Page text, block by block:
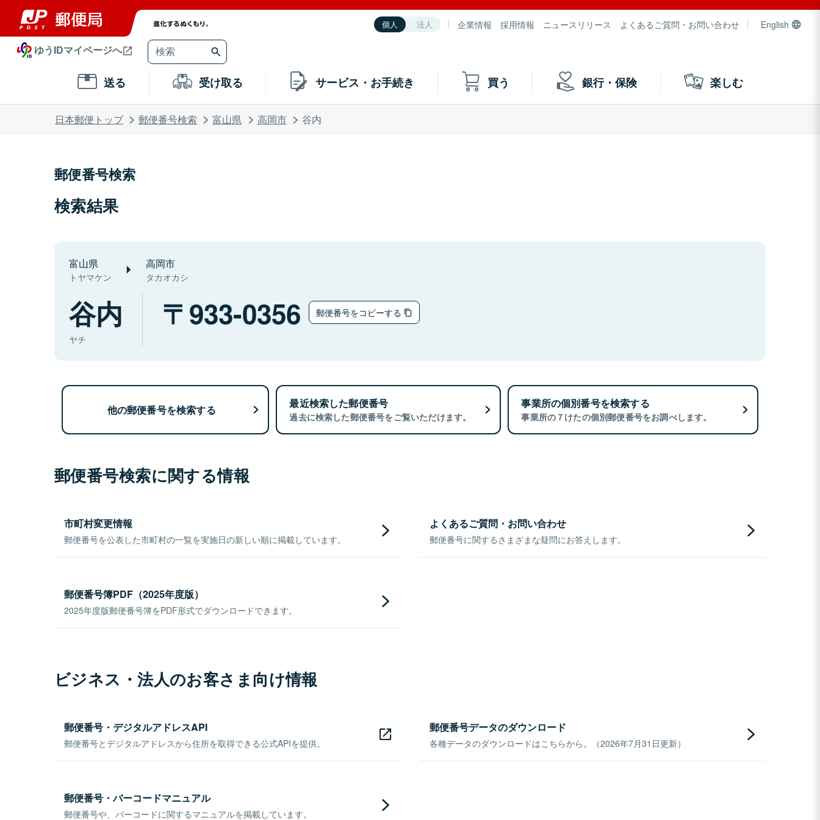
個人 法人 企業情報 採用情報 ニュースリリース よくあるご質問・お問い合わせ English
ゆうIDマイページへ
送る 受け取る サービス・お手続き 買う 銀行・保険 楽しむ
日本郵便トップ 郵便番号検索 富山県 高岡市 谷内
郵便番号検索
検索結果
富山県
トヤマケン
高岡市
タカオカシ
谷内
ヤチ
933-0356 郵便番号をコピーする
他の郵便番号を検索する 最近検索した郵便番号
過去に検索した郵便番号をご覧いただけます。
事業所の個別番号を検索する
事業所の７けたの個別郵便番号をお調べします。
郵便番号検索に関する情報
市町村変更情報
郵便番号を公表した市町村の一覧を実施日の新しい順に掲載しています。
よくあるご質問・お問い合わせ
郵便番号に関するさまざまな疑問にお答えします。
郵便番号簿PDF（2025年度版）
2025年度版郵便番号簿をPDF形式でダウンロードできます。
ビジネス・法人のお客さま向け情報
郵便番号・デジタルアドレスAPI
郵便番号とデジタルアドレスから住所を取得できる公式APIを提供。
郵便番号データのダウンロード
各種データのダウンロードはこちらから。（2026年7月31日更新）
郵便番号・バーコードマニュアル
郵便番号や、バーコードに関するマニュアルを掲載しています。